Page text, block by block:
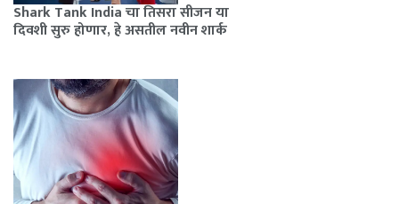
Shark Tank India चा तिसरा सीजन या
दिवशी सुरु होणार, हे असतील नवीन शार्क